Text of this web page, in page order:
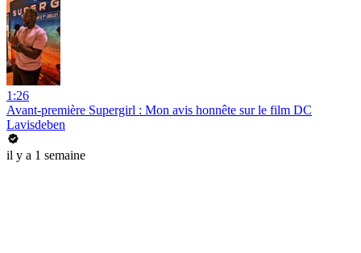
1:26
Avant-première Supergirl : Mon avis honnête sur le film DC
Lavisdeben
il y a 1 semaine